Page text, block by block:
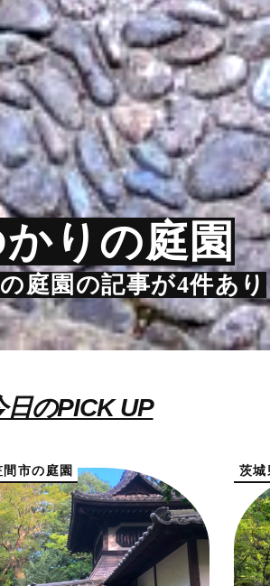
りの庭園
庭園の記事が4件あり
日のPICK UP
市の庭園 茨